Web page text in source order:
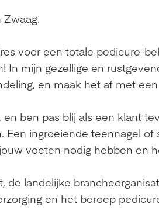
voor een totale pedicure-
In mijn gezellige en
en maak het af met
ben pas blij als een klant
ingroeiende teennagel
voeten nodig hebben en
de landelijke
en het beroep